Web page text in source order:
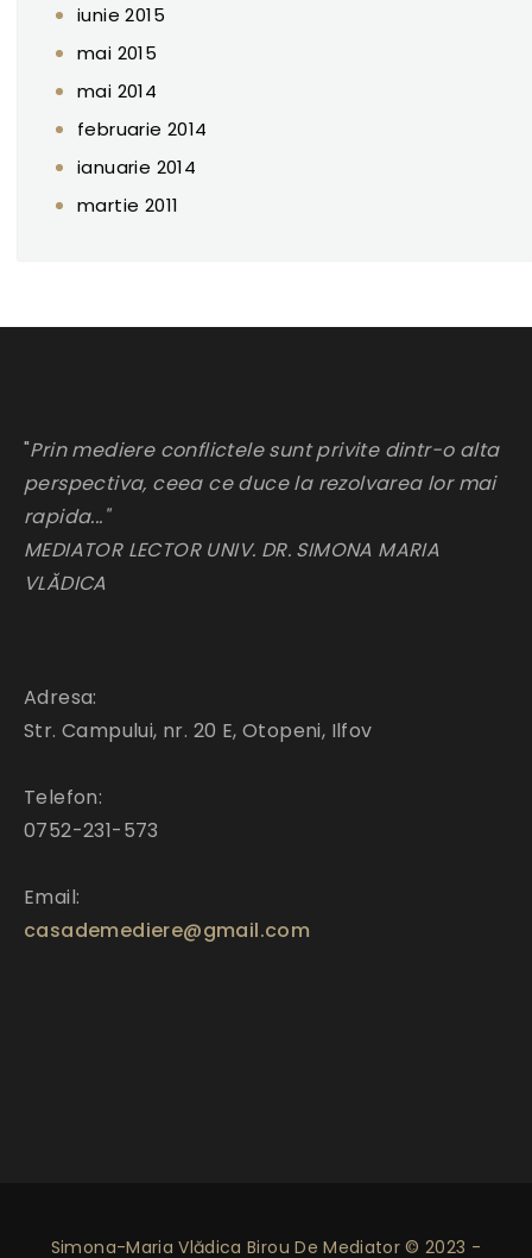
iunie 2015
mai 2015
mai 2014
februarie 2014
ianuarie 2014
martie 2011
"Prin mediere conflictele sunt privite dintr-o alta
perspectiva, ceea ce duce la rezolvarea lor mai
rapida..."
MEDIATOR LECTOR UNIV. DR. SIMONA MARIA
VLĂDICA
Adresa:
Str. Campului, nr. 20 E, Otopeni, Ilfov
Telefon:
0752-231-573
Email:
casademediere@gmail.com
Simona-Maria Vlădica Birou De Mediator © 2023 -